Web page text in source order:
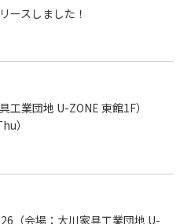
ースしました！
業団地 U-ZONE 東館1F）
）
（会場：大川家具工業団地 U-